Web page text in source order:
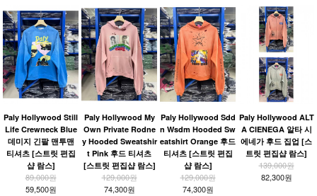
Paly Hollywood Still
Life Crewneck Blue
데미지 긴팔 맨투맨
티셔츠 [스트릿 편집
샵 람스]
89,000원
59,500원
Paly Hollywood My
Own Private Rodne
y Hooded Sweatshir
t Pink 후드 티셔츠
[스트릿 편집샵 람스]
129,000원
74,300원
Paly Hollywood Sdd
n Wsdm Hooded Sw
eatshirt Orange 후드
티셔츠 [스트릿 편집
샵 람스]
129,000원
74,300원
Paly Hollywood ALT
A CIENEGA 알타 시
에네가 후드 집업 [스
트릿 편집샵 람스]
139,000원
82,300원